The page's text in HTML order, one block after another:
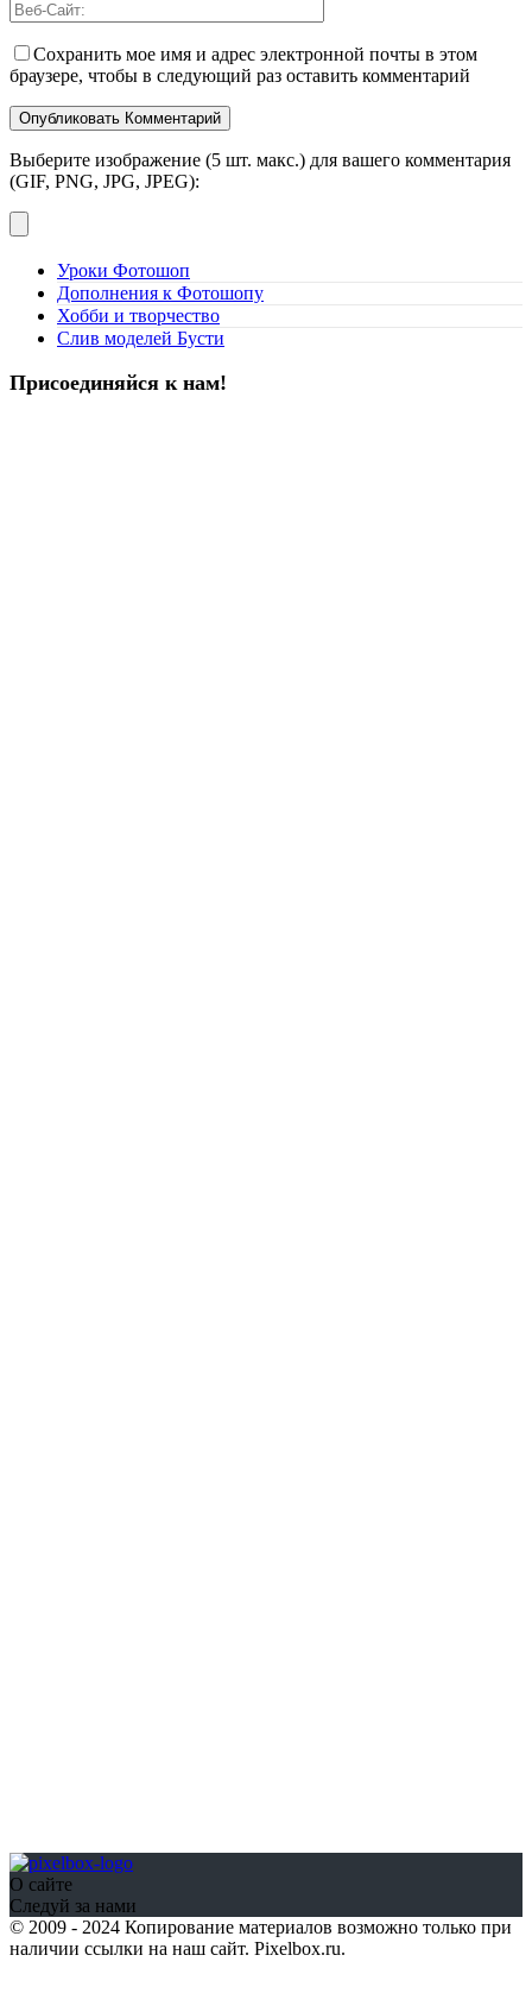
Сохранить мое имя и адрес электронной почты в этом
браузере, чтобы в следующий раз оставить комментарий
Выберите изображение (5 шт. макс.) для вашего комментария
(GIF, PNG, JPG, JPEG):
Уроки Фотошоп
Дополнения к Фотошопу
Хобби и творчество
Слив моделей Бусти
Присоединяйся к нам!
О сайте
Следуй за нами
© 2009 - 2024 Копирование материалов возможно только при
наличии ссылки на наш сайт. Pixelbox.ru.